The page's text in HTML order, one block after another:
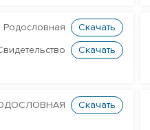
Родословная Скачать
Скачать
Скачать